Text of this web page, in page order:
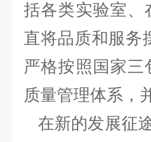
括各类实验室、
直将品质和服务
严格按照国家
质量管理体系，
在新的发展征